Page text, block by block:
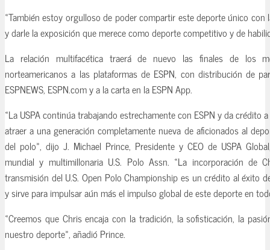
«También estoy orgulloso de poder compartir este deporte único con
y darle la exposición que merece como deporte competitivo y de
La relación multifacética traerá de nuevo las finales de los
norteamericanos a las plataformas de ESPN, con distribución de
ESPNEWS, ESPN.com y a la carta en la ESPN App.
«La USPA continúa trabajando estrechamente con ESPN y da crédito
atraer a una generación completamente nueva de aficionados al
del polo», dijo J. Michael Prince, Presidente y CEO de USPA
mundial y multimillonaria U.S. Polo Assn. «La incorporación de
transmisión del U.S. Open Polo Championship es un crédito al éxito
y sirve para impulsar aún más el impulso global de este deporte en
«Creemos que Chris encaja con la tradición, la sofisticación, la
nuestro deporte», añadió Prince.